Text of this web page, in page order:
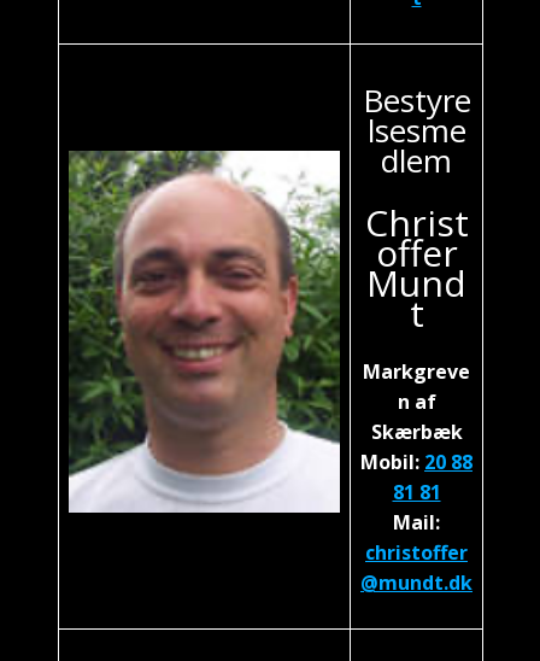
Bestyre
lsesme
dlem
Christ
offer
Mund
t
Markgreve
n af
Skærbæk
Mobil: 20 88
81 81
Mail:
christoffer
@mundt.dk